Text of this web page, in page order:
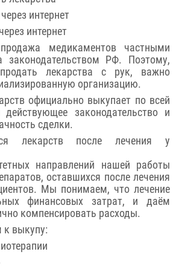
интернет
интернет
медикаментов частными
законодательством РФ. Поэтому,
лекарства с рук, важно
организацию.
официально выкупает по всей
законодательство и
сделки.
лекарств после лечения у
направлений нашей работы
оставшихся после лечения
Мы понимаем, что лечение
финансовых затрат, и даём
компенсировать расходы.
выкупу: